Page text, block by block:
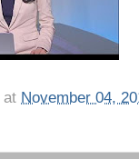
at November 04,